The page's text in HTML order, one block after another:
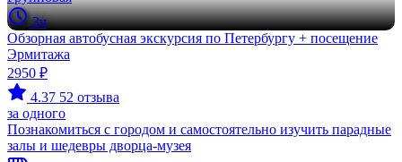
3ч
Обзорная автобусная экскурсия по Петербургу + посещение
Эрмитажа
2950 ₽
4.37 52 отзыва
за одного
Познакомиться с городом и самостоятельно изучить парадные
залы и шедевры дворца-музея